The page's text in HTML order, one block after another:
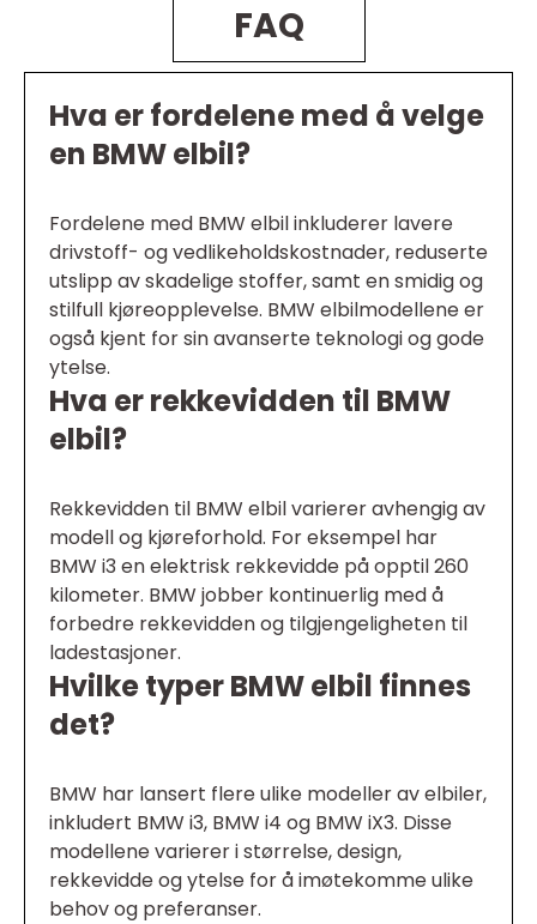
FAQ
Hva er fordelene med å velge
en BMW elbil?
Fordelene med BMW elbil inkluderer lavere
drivstoff- og vedlikeholdskostnader, reduserte
utslipp av skadelige stoffer, samt en smidig og
stilfull kjøreopplevelse. BMW elbilmodellene er
også kjent for sin avanserte teknologi og gode
ytelse.
Hva er rekkevidden til BMW
elbil?
Rekkevidden til BMW elbil varierer avhengig av
modell og kjøreforhold. For eksempel har
BMW i3 en elektrisk rekkevidde på opptil 260
kilometer. BMW jobber kontinuerlig med å
forbedre rekkevidden og tilgjengeligheten til
ladestasjoner.
Hvilke typer BMW elbil finnes
det?
BMW har lansert flere ulike modeller av elbiler,
inkludert BMW i3, BMW i4 og BMW iX3. Disse
modellene varierer i størrelse, design,
rekkevidde og ytelse for å imøtekomme ulike
behov og preferanser.